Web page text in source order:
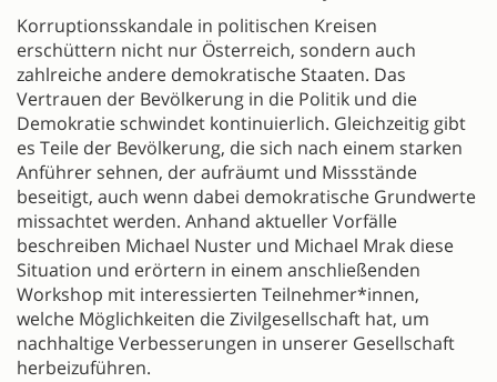
Korruptionsskandale in politischen Kreisen
erschüttern nicht nur Österreich, sondern auch
zahlreiche andere demokratische Staaten. Das
Vertrauen der Bevölkerung in die Politik und die
Demokratie schwindet kontinuierlich. Gleichzeitig gibt
es Teile der Bevölkerung, die sich nach einem starken
Anführer sehnen, der aufräumt und Missstände
beseitigt, auch wenn dabei demokratische Grundwerte
missachtet werden. Anhand aktueller Vorfälle
beschreiben Michael Nuster und Michael Mrak diese
Situation und erörtern in einem anschließenden
Workshop mit interessierten Teilnehmer*innen,
welche Möglichkeiten die Zivilgesellschaft hat, um
nachhaltige Verbesserungen in unserer Gesellschaft
herbeizuführen.